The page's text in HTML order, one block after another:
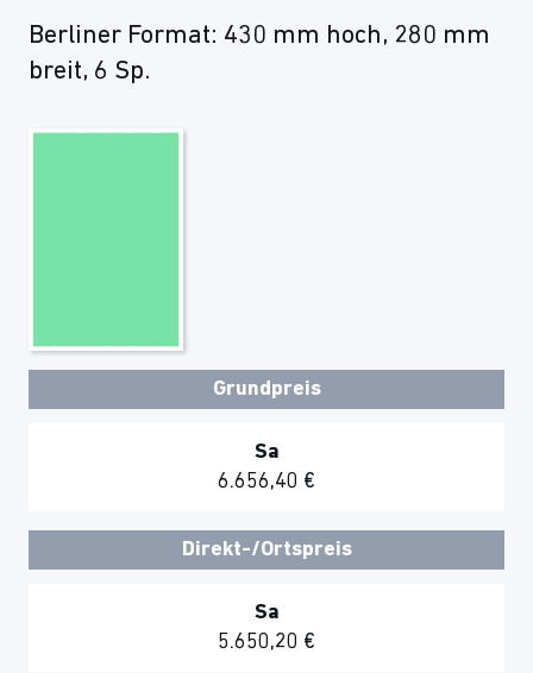
Berliner Format: 430 mm hoch, 280 mm
breit, 6 Sp.
Grundpreis
Sa
6.656,40 €
Direkt-/Ortspreis
Sa
5.650,20 €